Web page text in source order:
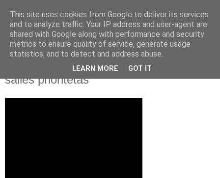
2014 m. lapkričio 3 d., pirmadienis
Dainius Pavalkis. Lietuvos švietimas --
šalies prioritetas
This site uses cookies from Google to deliver its services
and to analyze traffic. Your IP address and user-agent are
shared with Google along with performance and security
metrics to ensure quality of service, generate usage
statistics, and to detect and address abuse.
LEARN MORE GOT IT